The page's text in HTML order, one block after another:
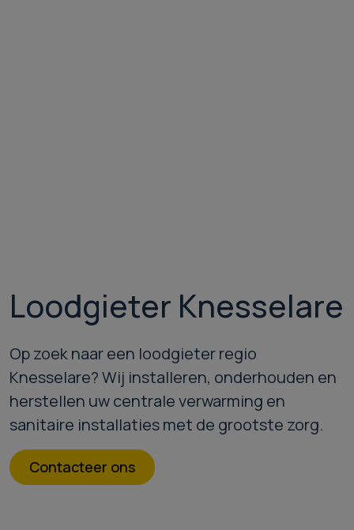
Loodgieter Knesselare
Op zoek naar een loodgieter regio
Knesselare? Wij installeren, onderhouden en
herstellen uw centrale verwarming en
sanitaire installaties met de grootste zorg.
Contacteer ons